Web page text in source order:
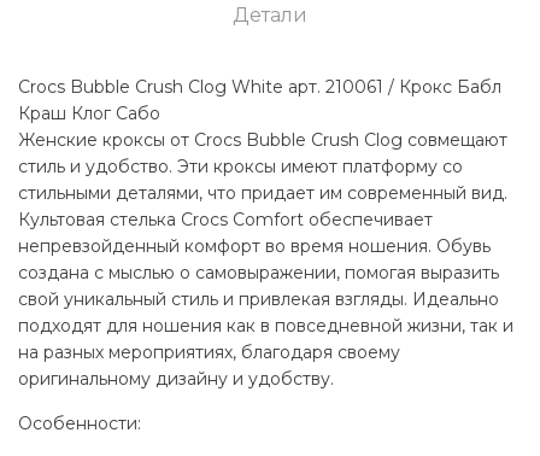
Детали
Crocs Bubble Crush Clog White арт. 210061 / Крокс Бабл
Краш Клог Сабо
Женские кроксы от Crocs Bubble Crush Clog совмещают
стиль и удобство. Эти кроксы имеют платформу со
стильными деталями, что придает им современный вид.
Культовая стелька Crocs Comfort обеспечивает
непревзойденный комфорт во время ношения. Обувь
создана с мыслью о самовыражении, помогая выразить
свой уникальный стиль и привлекая взгляды. Идеально
подходят для ношения как в повседневной жизни, так и
на разных мероприятиях, благодаря своему
оригинальному дизайну и удобству.
Особенности: